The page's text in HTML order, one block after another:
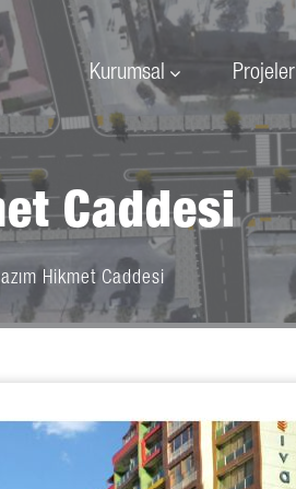
Kurumsal Projeler
Caddesi
Hikmet Caddesi